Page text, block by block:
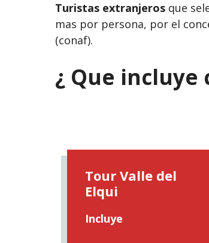
Turistas extranjeros que
mas por persona, por el
(conaf).
¿ Que incluye
Tour Valle del
Elqui
Incluye